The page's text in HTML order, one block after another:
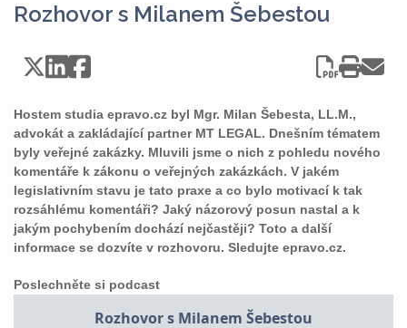
Rozhovor s Milanem Šebestou
Hostem studia epravo.cz byl Mgr. Milan Šebesta, LL.M.,
advokát a zakládající partner MT LEGAL. Dnešním tématem
byly veřejné zakázky. Mluvili jsme o nich z pohledu nového
komentáře k zákonu o veřejných zakázkách. V jakém
legislativním stavu je tato praxe a co bylo motivací k tak
rozsáhlému komentáři? Jaký názorový posun nastal a k
jakým pochybením dochází nejčastěji? Toto a další
informace se dozvíte v rozhovoru. Sledujte epravo.cz.
Poslechněte si podcast